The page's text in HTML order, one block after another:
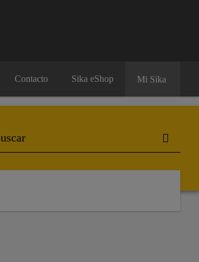
Contacto Sika eShop Mi Sika